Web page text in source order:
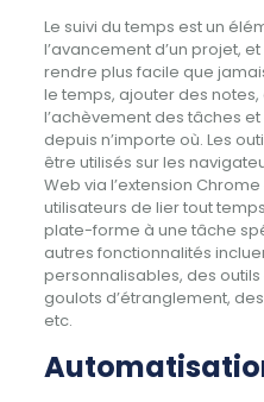
Le suivi du temps est un
l’avancement d’un projet, et
rendre plus facile que
le temps, ajouter des
l’achèvement des tâches
depuis n’importe où. Les
être utilisés sur les
Web via l’extension
utilisateurs de lier tout
plate-forme à une tâche
autres fonctionnalités
personnalisables, des
goulots d’étranglement,
etc.